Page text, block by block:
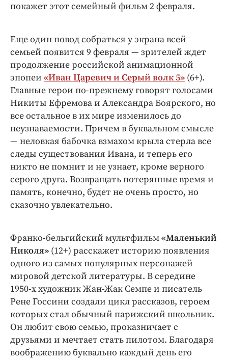
покажет этот семейный фильм 2 февраля.
Еще один повод собраться у экрана всей
семьей появится 9 февраля — зрителей ждет
продолжение российской анимационной
эпопеи «Иван Царевич и Серый волк 5» (6+).
Главные герои по-прежнему говорят голосами
Никиты Ефремова и Александра Боярского, но
все остальное в их мире изменилось до
неузнаваемости. Причем в буквальном смысле
— неловкая бабочка взмахом крыла стерла все
следы существования Ивана, и теперь его
никто не помнит и не узнает, кроме верного
серого друга. Возвращать потерянные время и
память, конечно, будет не очень просто, но
сказочно увлекательно.
Франко-бельгийский мультфильм«Маленький
Николя» (12+) расскажет историю появления
одного из самых популярных персонажей
мировой детской литературы. В середине
1950-х художник Жан-Жак Семпе и писатель
Рене Госсини создали цикл рассказов, героем
которых стал обычный парижский школьник.
Он любит свою семью, проказничает с
друзьями и мечтает стать пилотом. Благодаря
воображению буквально каждый день его